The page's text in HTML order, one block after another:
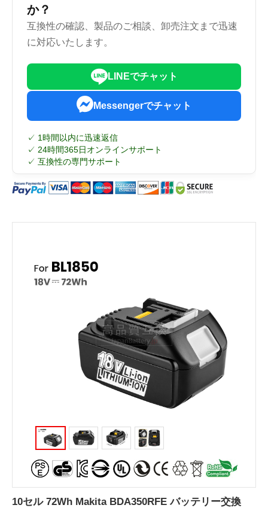
か？
互換性の確認、製品のご相談、卸売注文まで迅速
に対応いたします。
LINEでチャット
Messengerでチャット
✓ 1時間以内に迅速返信
✓ 24時間365日オンラインサポート
✓ 互換性の専門サポート
10セル 72Wh Makita BDA350RFE バッテリー交換